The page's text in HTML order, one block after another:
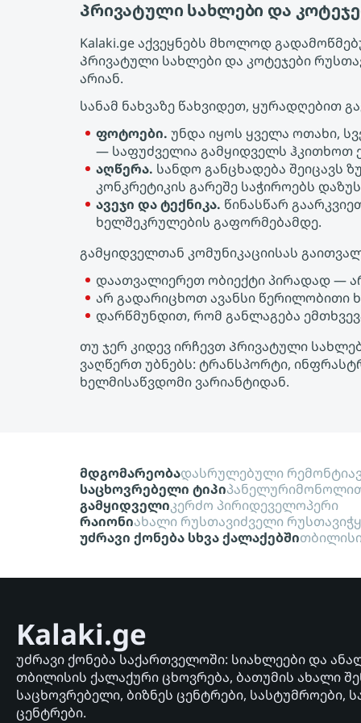
Პრივატული სახლები და
Kalaki.ge აქვეყნებს მხოლოდ
Პრივატული სახლები და კოტეჯები
არიან.
სანამ ნახვაზე წახვიდეთ, ყურადღებით
ფოტოები. უნდა იყოს ყველა ოთახი,
— საფუძველია გამყიდველს ჰკითხოთ
აღწერა. სანდო განცხადება
კონკრეტიკის გარეშე საჭიროებს
ავეჯი და ტექნიკა. წინასწარ
ხელშეკრულების გაფორმებამდე.
გამყიდველთან კომუნიკაციისას
დაათვალიერეთ ობიექტი პირადად —
არ გადარიცხოთ ავანსი წერილობითი
დარწმუნდით, რომ განლაგება
თუ ჯერ კიდევ ირჩევთ Პრივატული
ვაღწერთ უბნებს: ტრანსპორტი,
ხელმისაწვდომი ვარიანტიდან.
მდგომარეობადასრულებული რემონტი
საცხოვრებელი ტიპიპანელური
გამყიდველიკერძო პირიდეველოპერი
რაიონიახალი რუსთავიძველი რუსთავი
უძრავი ქონება სხვა ქალაქებში
Kalaki.ge
უძრავი ქონება საქართველოში: სიახლეები და
თბილისის ქალაქური ცხოვრება, ბათუმის ახალი
საცხოვრებელი, ბიზნეს ცენტრები, სასტუმროები,
ცენტრები.